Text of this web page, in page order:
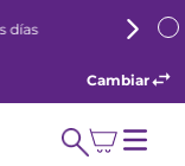
días
Cambiar